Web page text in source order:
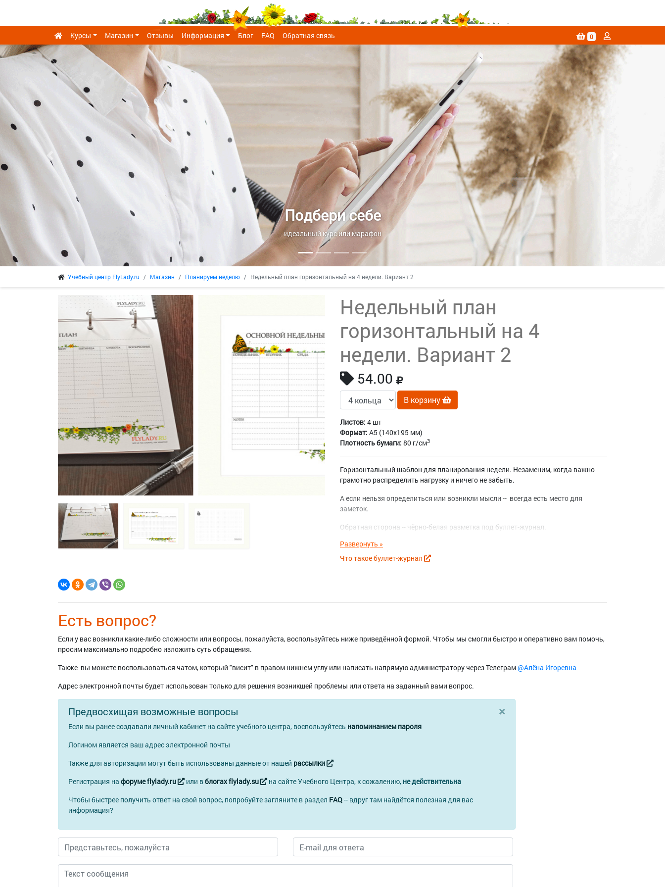
Курсы Магазин Отзывы Информация Блог FAQ Обратная связь 0
Подбери себе
идеальный курс или марафон
Previous
Учебный центр FlyLady.ru Магазин Планируем неделю Недельный план горизонтальный на 4 недели. Вариант 2
Недельный план
горизонтальный на 4
недели. Вариант 2
54.00
В корзину
Листов: 4 шт
Формат: A5 (140x195 мм)
Плотность бумаги: 80 г/см3
Горизонтальный шаблон для планирования недели. Незаменим, когда важно
грамотно распределить нагрузку и ничего не забыть.
А если нельзя определиться или возникли мысли -- всегда есть место для
заметок.
Обратная сторона -- чёрно-белая разметка под буллет-журнал.
Что такое буллет-журнал
Есть вопрос?
Если у вас возникли какие-либо сложности или вопросы, пожалуйста, воспользуйтесь ниже приведённой формой. Чтобы мы смогли быстро и оперативно вам помочь,
просим максимально подробно изложить суть обращения.
Также вы можете воспользоваться чатом, который "висит" в правом нижнем углу или написать напрямую администратору через Телеграм@Алёна Игоревна
Адрес электронной почты будет использован только для решения возникшей проблемы или ответа на заданный вами вопрос.
Предвосхищая возможные вопросы
Если вы ранее создавали личный кабинет на сайте учебного центра, воспользуйтесь напоминанием пароля
Логином является ваш адрес электронной почты
Также для авторизации могут быть использованы данные от нашей рассылки
Регистрация на форуме flylady.ru или вблогах flylady.su на сайте Учебного Центра, к сожалению, не действительна
Чтобы быстрее получить ответ на свой вопрос, попробуйте загляните в раздел FAQ-- вдруг там найдётся полезная для вас
информация?
×